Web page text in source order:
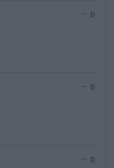
0
0
0